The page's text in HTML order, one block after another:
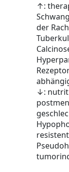
↑:
der
↓: